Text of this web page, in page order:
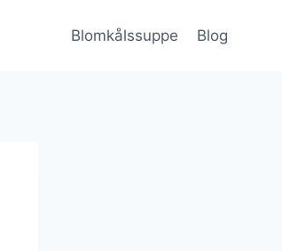
Blomkålssuppe Blog